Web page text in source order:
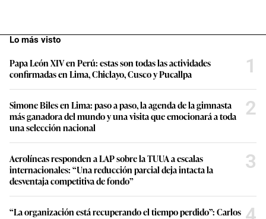
Lo más visto
Papa León XIV en Perú: estas son todas las actividades
confirmadas en Lima, Chiclayo, Cusco y Pucallpa
1
Simone Biles en Lima: paso a paso, la agenda de la gimnasta
más ganadora del mundo y una visita que emocionará a toda
una selección nacional
2
Aerolíneas responden a LAP sobre la TUUA a escalas
internacionales: “Una reducción parcial deja intacta la
desventaja competitiva de fondo”
3
“La organización está recuperando el tiempo perdido”: Carlos